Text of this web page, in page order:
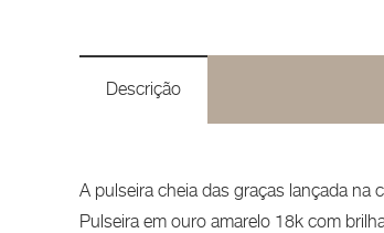
Descrição
A pulseira cheia das graças lançada na
Pulseira em ouro amarelo 18k com